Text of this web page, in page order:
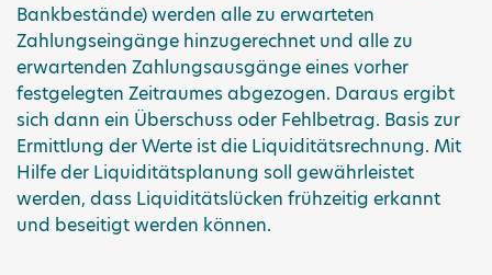
Bankbestände) werden alle zu erwarteten
Zahlungseingänge hinzugerechnet und alle zu
erwartenden Zahlungsausgänge eines vorher
festgelegten Zeitraumes abgezogen. Daraus ergibt
sich dann ein Überschuss oder Fehlbetrag. Basis zur
Ermittlung der Werte ist die Liquiditätsrechnung. Mit
Hilfe der Liquiditätsplanung soll gewährleistet
werden, dass Liquiditätslücken frühzeitig erkannt
und beseitigt werden können.